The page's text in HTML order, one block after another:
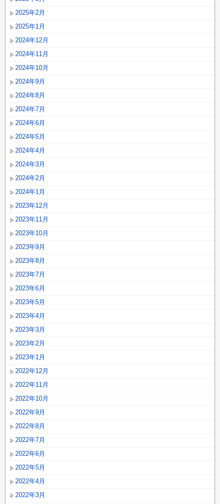
2025年2月
2025年1月
2024年12月
2024年11月
2024年10月
2024年9月
2024年8月
2024年7月
2024年6月
2024年5月
2024年4月
2024年3月
2024年2月
2024年1月
2023年12月
2023年11月
2023年10月
2023年9月
2023年8月
2023年7月
2023年6月
2023年5月
2023年4月
2023年3月
2023年2月
2023年1月
2022年12月
2022年11月
2022年10月
2022年9月
2022年8月
2022年7月
2022年6月
2022年5月
2022年4月
2022年3月